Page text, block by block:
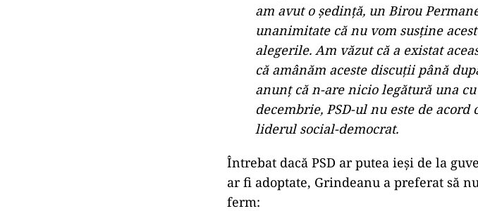
am avut o şedinţă, un Birou
unanimitate că nu vom susţine
alegerile. Am văzut că a existat
că amânăm aceste discuţii până
anunţ că n-are nicio legătură una
decembrie, PSD-ul nu este de acord
liderul social-democrat.
Întrebat dacă PSD ar putea ieși de la
ar fi adoptate, Grindeanu a preferat să
ferm: